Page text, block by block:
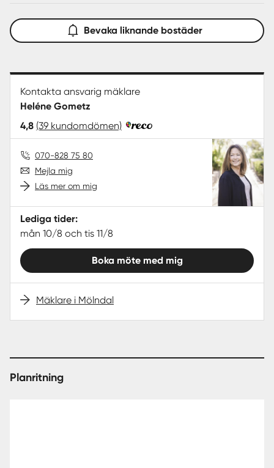
Bevaka liknande bostäder
Kontakta ansvarig mäklare
Heléne Gometz
4,8 (39 kundomdömen)
070-828 75 80
Mejla mig
Läs mer om mig
Lediga tider:
mån 10/8 och tis 11/8
Boka möte med mig
Mäklare i Mölndal
Planritning